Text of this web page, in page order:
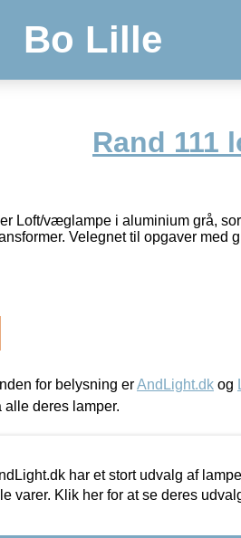
Bo Lille
Rand
Loft/væglampe i aluminium grå,
Velegnet til opgaver med
for belysning erAndLight.dk og
alle deres lamper.
har et stort udvalg af
varer. Klik her for at se deres